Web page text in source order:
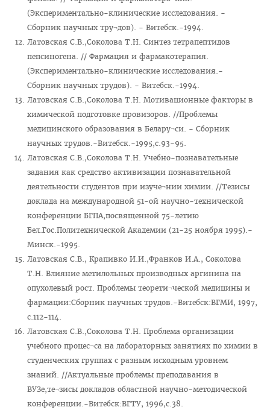
(Экспериментально-клинические исследования. -
Сборник научных тру¬дов). - Витебск.-1994.
Латовская С.В.,Соколова Т.Н. Синтез тетрапептидов
пепсиногена. // Фармация и фармакотерапия.
(Экспериментально-клинические исследования.-
Сборник научных трудов). - Витебск.-1994.
Латовская С.В.,Соколова Т.Н. Мотивационные факторы в
химической подготовке провизоров. //Проблемы
медицинского образования в Белару¬си. - Сборник
научных трудов.-Витебск.-1995,с.93-95.
Латовская С.В.,Соколова Т.Н. Учебно-познавательные
задания как средство активизации познавательной
деятельности студентов при изуче¬нии химии. //Тезисы
доклада на международной 51-ой научно-технической
конференции БГПА,посвященной 75-летию
Бел.Гос.Политехнической Академии (21-25 ноября 1995).-
Минск.-1995.
Латовская С.В., Крапивко И.И.,Франков И.А., Соколова
Т.Н. Влияние метилольных производных аргинина на
опухолевый рост. Проблемы теорети¬ческой медицины и
фармации:Сборник научных трудов.-Витебск:ВГМИ, 1997,
с.112-114.
Латовская С.В.,Соколова Т.Н. Проблема организации
учебного процес¬са на лабораторных занятиях по химии в
студенческих группах с разным исходным уровнем
знаний. //Актуальные проблемы преподавания в
ВУЗе,те¬зисы докладов областной научно-методической
конференции.-Витебск:ВГТУ, 1996,с.38.